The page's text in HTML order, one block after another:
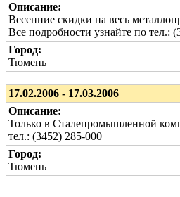
Описание:
Весенние скидки на весь
Все подробности узнайте по тел.:
Город:
Тюмень
17.02.2006 - 17.03.2006
Описание:
Только в Сталепромышленной
тел.: (3452) 285-000
Город:
Тюмень